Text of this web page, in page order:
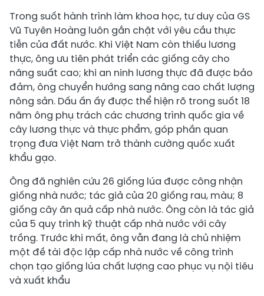
Trong suốt hành trình làm khoa học, tư duy của GS
Vũ Tuyên Hoàng luôn gắn chặt với yêu cầu thực
tiễn của đất nước. Khi Việt Nam còn thiếu lương
thực, ông ưu tiên phát triển các giống cây cho
năng suất cao; khi an ninh lương thực đã được bảo
đảm, ông chuyển hướng sang nâng cao chất lượng
nông sản. Dấu ấn ấy được thể hiện rõ trong suốt 18
năm ông phụ trách các chương trình quốc gia về
cây lương thực và thực phẩm, góp phần quan
trọng đưa Việt Nam trở thành cường quốc xuất
khẩu gạo.
Ông đã nghiên cứu 26 giống lúa được công nhận
giống nhà nước; tác giả của 20 giống rau, màu; 8
giống cây ăn quả cấp nhà nước. Ông còn là tác giả
của 5 quy trình kỹ thuật cấp nhà nước với cây
trồng. Trước khi mất, ông vẫn đang là chủ nhiệm
một đề tài độc lập cấp nhà nước về công trình
chọn tạo giống lúa chất lượng cao phục vụ nội tiêu
và xuất khẩu